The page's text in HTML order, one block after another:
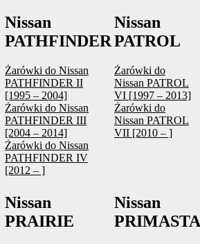
Nissan
PATHFINDER
Żarówki do Nissan
PATHFINDER II
[1995 – 2004]
Żarówki do Nissan
PATHFINDER III
[2004 – 2014]
Żarówki do Nissan
PATHFINDER IV
[2012 – ]
Nissan
PATROL
Żarówki do
Nissan PATROL
VI [1997 – 2013]
Żarówki do
Nissan PATROL
VII [2010 – ]
Nissan
PRAIRIE
Nissan